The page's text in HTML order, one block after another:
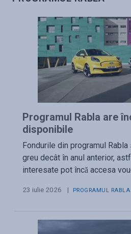
Programul Rabla are
disponibile
Fondurile din programul
greu decât în anul anterior,
interesate pot încă accesa
23 iulie 2026 | PROGRAMUL RABLA